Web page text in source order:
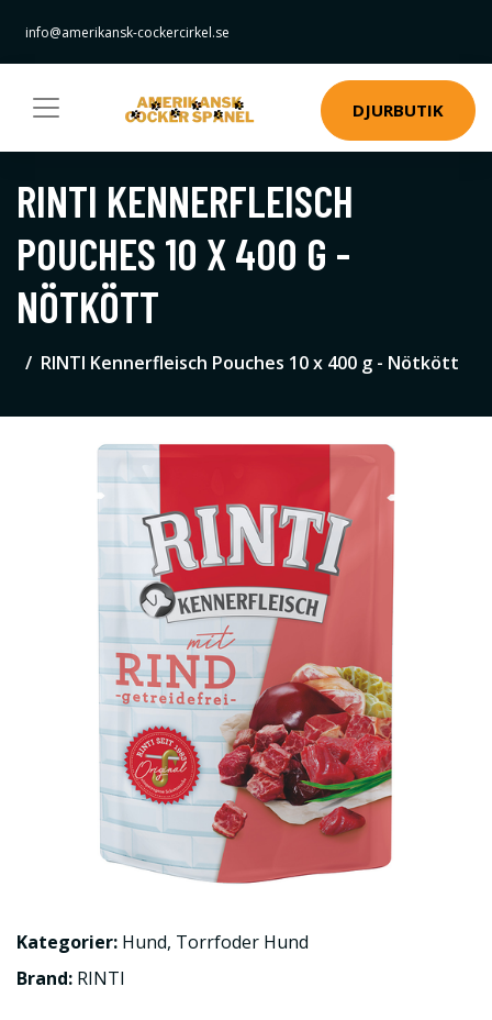
info@amerikansk-cockercirkel.se
DJURBUTIK
RINTI KENNERFLEISCH
POUCHES 10 X 400 G -
NÖTKÖTT
RINTI Kennerfleisch Pouches 10 x 400 g - Nötkött
Kategorier: Hund, Torrfoder Hund
Brand: RINTI